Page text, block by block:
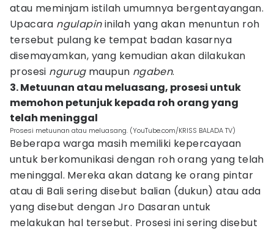
atau meminjam istilah umumnya bergentayangan.
Upacara ngulapininilah yang akan menuntun roh
tersebut pulang ke tempat badan kasarnya
disemayamkan, yang kemudian akan dilakukan
prosesi ngurugmaupun ngaben.
3. Metuunan atau meluasang, prosesi untuk
memohon petunjuk kepada roh orang yang
telah meninggal
Prosesi metuunan atau meluasang. (YouTube.com/KRISS BALADA TV)
Beberapa warga masih memiliki kepercayaan
untuk berkomunikasi dengan roh orang yang telah
meninggal. Mereka akan datang ke orang pintar
atau di Bali sering disebut balian (dukun) atau ada
yang disebut dengan Jro Dasaran untuk
melakukan hal tersebut. Prosesi ini sering disebut